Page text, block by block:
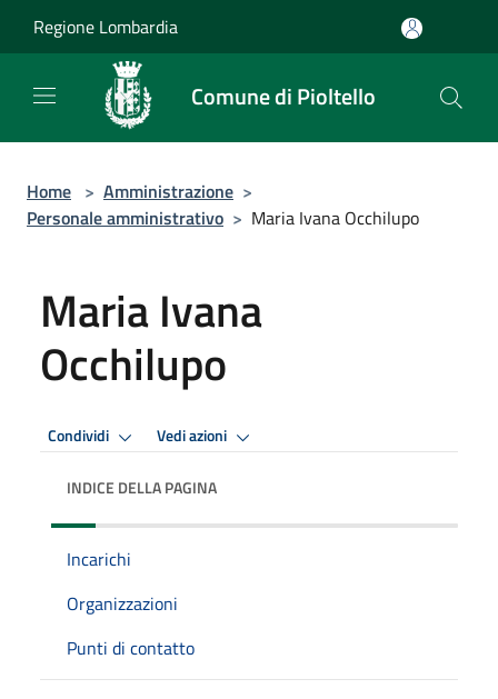
Regione Lombardia
Comune di Pioltello
Home > Amministrazione >
Personale amministrativo > Maria Ivana Occhilupo
Maria Ivana
Occhilupo
Condividi Vedi azioni
INDICE DELLA PAGINA
Incarichi
Organizzazioni
Punti di contatto